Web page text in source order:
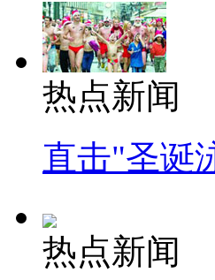
热点新闻
直击"圣诞
热点新闻